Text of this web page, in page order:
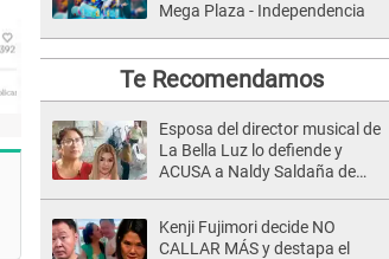
Mega Plaza - Independencia
Te Recomendamos
Esposa del director musical de
La Bella Luz lo defiende y
ACUSA a Naldy Saldaña de
Kenji Fujimori decide NO
CALLAR MÁS y destapa el